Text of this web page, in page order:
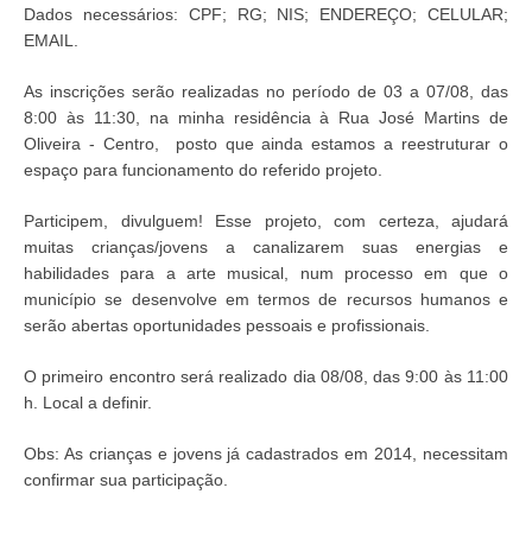
Dados necessários: CPF; RG; NIS; ENDEREÇO; CELULAR;
EMAIL.
As inscrições serão realizadas no período de 03 a 07/08, das
8:00 às 11:30, na minha residência à Rua José Martins de
Oliveira - Centro, posto que ainda estamos a reestruturar o
espaço para funcionamento do referido projeto.
Participem, divulguem! Esse projeto, com certeza, ajudará
muitas crianças/jovens a canalizarem suas energias e
habilidades para a arte musical, num processo em que o
município se desenvolve em termos de recursos humanos e
serão abertas oportunidades pessoais e profissionais.
O primeiro encontro será realizado dia 08/08, das 9:00 às 11:00
h. Local a definir.
Obs: As crianças e jovens já cadastrados em 2014, necessitam
confirmar sua participação.